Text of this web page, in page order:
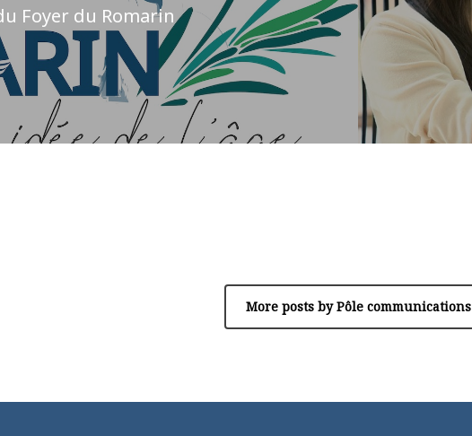
Foyer du Romarin
More posts by Pôle communications